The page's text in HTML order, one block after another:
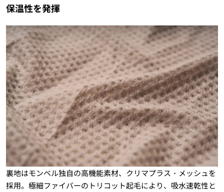
保温性を発揮
裏地はモンベル独自の高機能素材、クリマプラス・メッシュを
採用。極細ファイバーのトリコット起毛により、吸水速乾性と